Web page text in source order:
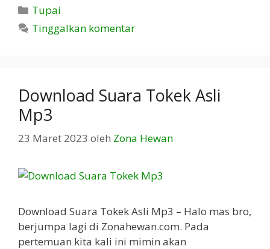
Kategori
Tupai
Tinggalkan komentar
Download Suara Tokek Asli
Mp3
23 Maret 2023 oleh Zona Hewan
Download Suara Tokek Asli Mp3 – Halo mas bro,
berjumpa lagi di Zonahewan.com. Pada
pertemuan kita kali ini mimin akan